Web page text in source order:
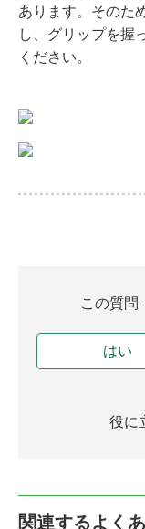
あります。そのた
し、グリップを握
ください。
この質問
はい
役に
関連するよく